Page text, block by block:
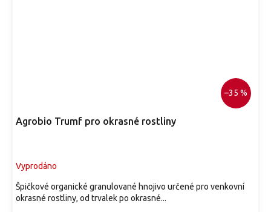
–35 %
Agrobio Trumf pro okrasné rostliny
Vyprodáno
Špičkové organické granulované hnojivo určené pro venkovní
okrasné rostliny, od trvalek po okrasné...